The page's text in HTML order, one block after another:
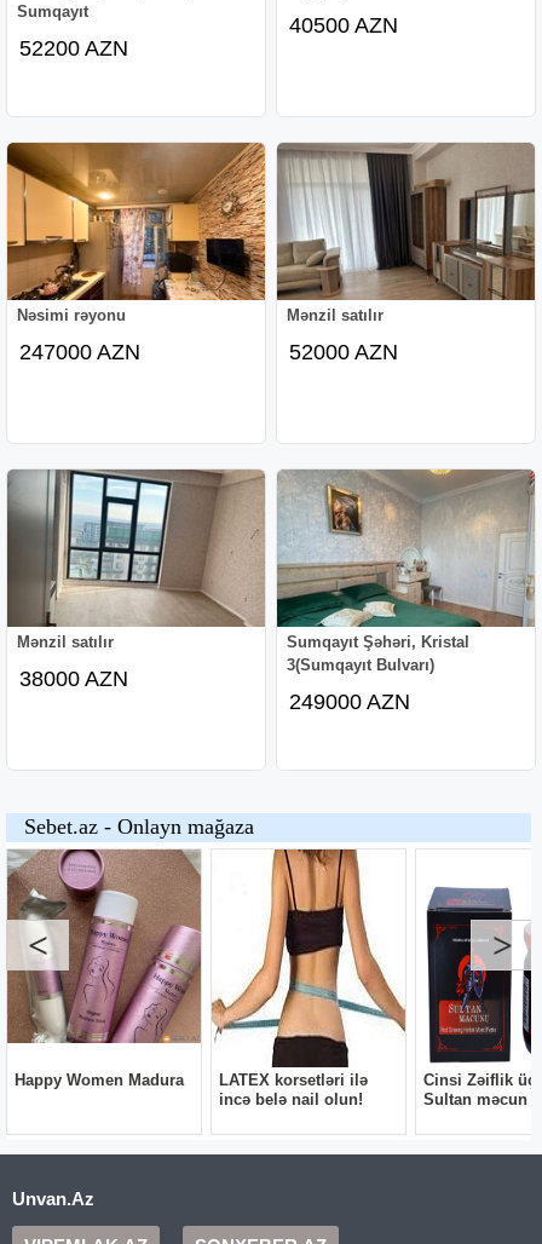
Sumqayıt
52200 AZN
40500 AZN
Nəsimi rəyonu
247000 AZN
Mənzil satılır
52000 AZN
Mənzil satılır
38000 AZN
Sumqayıt Şəhəri, Kristal
3(Sumqayıt Bulvarı)
249000 AZN
Unvan.Az